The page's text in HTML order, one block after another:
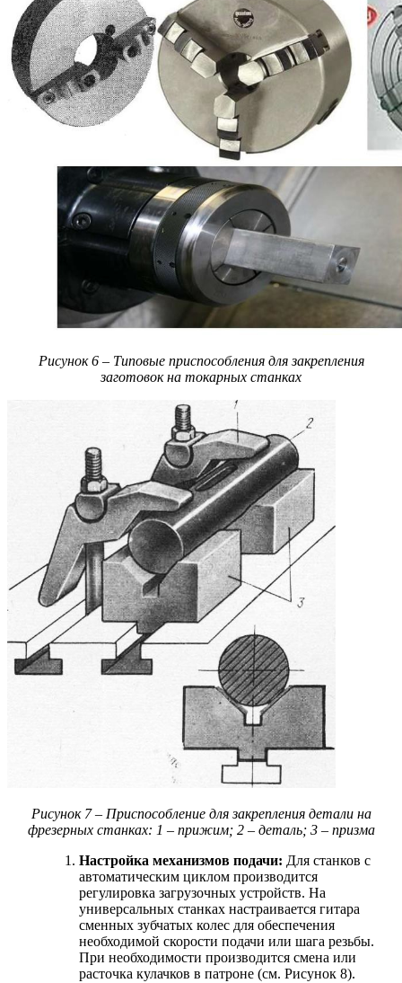
Рисунок 6 – Типовые приспособления для закрепления
заготовок на токарных станках
Рисунок 7 – Приспособление для закрепления детали на
фрезерных станках: 1 – прижим; 2 – деталь; 3 – призма
Настройка механизмов подачи: Для станков с
автоматическим циклом производится
регулировка загрузочных устройств. На
универсальных станках настраивается гитара
сменных зубчатых колес для обеспечения
необходимой скорости подачи или шага резьбы.
При необходимости производится смена или
расточка кулачков в патроне (см. Рисунок 8).